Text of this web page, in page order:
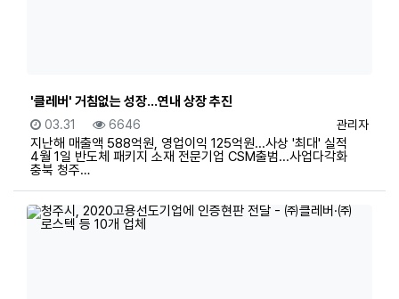
'클레버' 거침없는 성장...연내 상장 추진
등록자
관리자
등록일
03.31 조회
6646
지난해 매출액 588억원, 영업이익 125억원...사상 '최대' 실적
4월 1일 반도체 패키지 소재 전문기업 CSM출범...사업다각화
충북 청주…